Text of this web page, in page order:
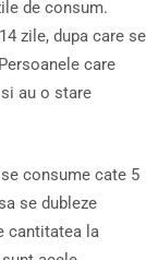
de consum.
zile, dupa care se
care
au o stare
consume cate 5
se dubleze
cantitatea la